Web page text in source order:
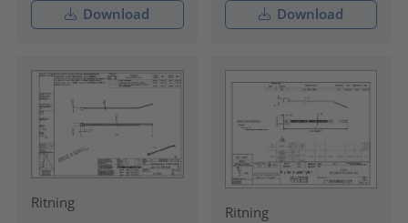
Download Download
Ritning
Ritning